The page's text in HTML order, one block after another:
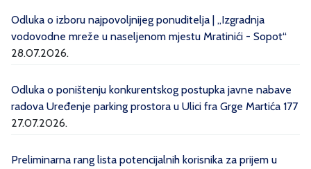
Odluka o izboru najpovoljnijeg ponuditelja | „Izgradnja
vodovodne mreže u naseljenom mjestu Mratinići - Sopot“
28.07.2026.
Odluka o poništenju konkurentskog postupka javne nabave
radova Uređenje parking prostora u Ulici fra Grge Martića 177
27.07.2026.
Preliminarna rang lista potencijalnih korisnika za prijem u